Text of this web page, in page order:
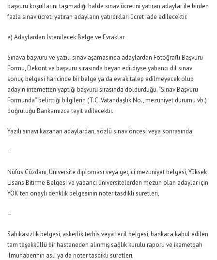
başvuru koşullarını taşımadığı halde sınav ücretini yatıran adaylar ile birden
fazla sınav ücreti yatıran adayların yatırdıkları ücret iade edilecektir.
e) Adaylardan İstenilecek Belge ve Evraklar
Sınava başvuru ve yazılı sınav aşamasında adaylardan Fotoğraflı Başvuru
Formu, Dekont ve başvuru sırasında beyan edildiyse yabancı dil sınav
sonuç belgesi haricinde bir belge ya da evrak talep edilmeyecek olup
adayın internetten yaptığı başvuru sırasında doldurduğu, “Sınav Başvuru
Formunda” belirttiği bilgilerin (T.C. Vatandaşlık No., mezuniyet durumu vb.)
doğruluğu Bankamızca teyit edilecektir.
Yazılı sınavı kazanan adaylardan, sözlü sınav öncesi veya sonrasında;
–
Nüfus Cüzdanı, Üniversite diploması veya geçici mezuniyet belgesi, Yüksek
Lisans Bitirme Belgesi ve yabancı üniversitelerden mezun olan adaylar için
YÖK’ten onaylı denklik belgesinin noter tasdikli suretleri,
–
Sabıkasızlık belgesi, askerlik terhis veya tecil belgesi, bankaca kabul edilen
tam teşekküllü bir hastaneden alınmış sağlık kurulu raporu ve ikametgah
ilmuhaberinin aslı ya da noter tasdikli suretleri,